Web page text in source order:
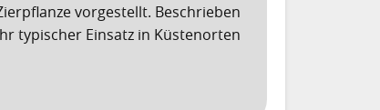
vorgestellt. Beschrieben
typischer Einsatz in Küstenorten